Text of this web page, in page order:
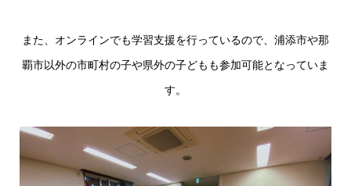
また、オンラインでも学習支援を行っているので、浦添市や那
覇市以外の市町村の子や県外の子どもも参加可能となっていま
す。